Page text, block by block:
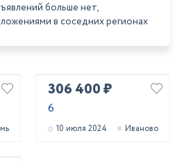
больше нет,
в соседних регионах
306 400 ₽
6
10 июля 2024 Иваново